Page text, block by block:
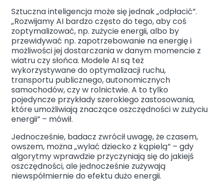
Sztuczna inteligencja może się jednak „odpłacić”.
„Rozwijamy AI bardzo często do tego, aby coś
zoptymalizować, np. zużycie energii, albo by
przewidywać np. zapotrzebowanie na energię i
możliwości jej dostarczania w danym momencie z
wiatru czy słońca. Modele AI są też
wykorzystywane do optymalizacji ruchu,
transportu publicznego, autonomicznych
samochodów, czy w rolnictwie. A to tylko
pojedyncze przykłady szerokiego zastosowania,
które umożliwiają znaczące oszczędności w zużyciu
energii” – mówił.
Jednocześnie, badacz zwrócił uwagę, że czasem,
owszem, można „wylać dziecko z kąpielą” – gdy
algorytmy wprawdzie przyczyniają się do jakiejś
oszczędności, ale jednocześnie zużywają
niewspółmiernie do efektu dużo energii.